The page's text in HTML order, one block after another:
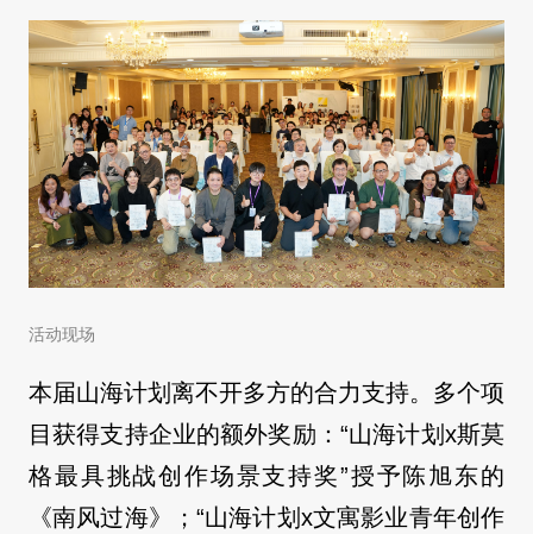
活动现场
本届山海计划离不开多方的合力支持。多个项
目获得支持企业的额外奖励：“山海计划x斯莫
格最具挑战创作场景支持奖”授予陈旭东的
《南风过海》；“山海计划x文寓影业青年创作